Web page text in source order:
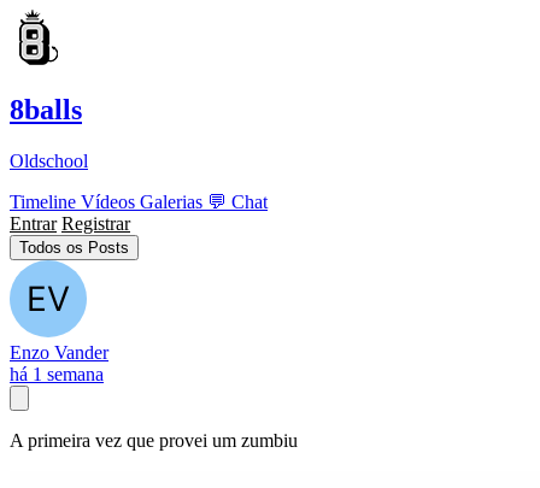
8balls
Oldschool
Timeline Vídeos Galerias 💬 Chat
Entrar Registrar
Todos os Posts
Enzo Vander
há 1 semana
A primeira vez que provei um zumbiu